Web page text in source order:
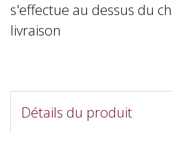
s'effectue au dessus du
livraison
Détails du produit